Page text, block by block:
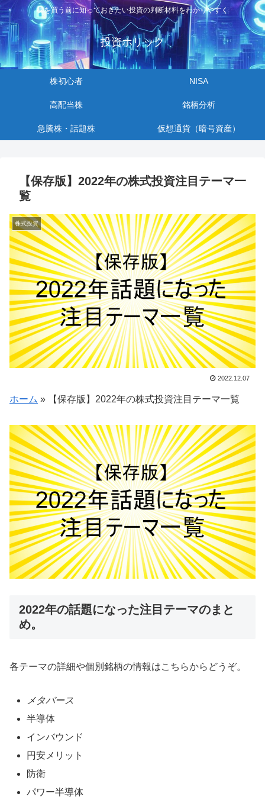
株を買う前に知っておきたい投資の判断材料をわかりやすく
投資ホリック
株初心者 NISA
高配当株 銘柄分析
急騰株・話題株 仮想通貨（暗号資産）
【保存版】2022年の株式投資注目テーマ一
覧
株式投資
2022.12.07
ホーム » 【保存版】2022年の株式投資注目テーマ一覧
2022年の話題になった注目テーマのまと
め。
各テーマの詳細や個別銘柄の情報はこちらからどうぞ。
メタバース
半導体
インバウンド
円安メリット
防衛
パワー半導体